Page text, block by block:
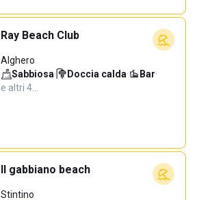
Ray Beach Club
Alghero
Sabbiosa· Doccia calda· Bar·
e altri 4…
Il gabbiano beach
Stintino